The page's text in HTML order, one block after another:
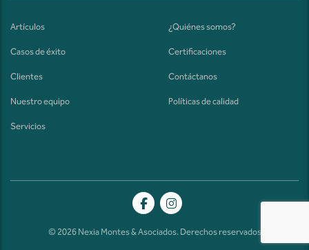
Artículos ¿Quiénes somos?
Casos de éxito Certificaciones
Clientes Contáctanos
Nuestro equipo Políticas de calidad
Servicios
© 2026 Nexia Montes & Asociados. Derechos reservados